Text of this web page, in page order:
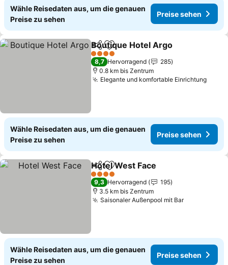
Wähle Reisedaten aus, um die genauen
Preise zu sehen
Preise sehen
TeilenZu Favoriten hinzufügen
Boutique Hotel Argo
4 Sterne
8,7 Hervorragend
285
0.8 km bis Zentrum
Elegante und komfortable Einrichtung
Wähle Reisedaten aus, um die genauen
Preise zu sehen
Preise sehen
TeilenZu Favoriten hinzufügen
Hotel West Face
4 Sterne
9,3 Hervorragend
195
3.5 km bis Zentrum
Saisonaler Außenpool mit Bar
Wähle Reisedaten aus, um die genauen
Preise zu sehen
Preise sehen